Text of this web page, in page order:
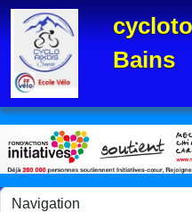
Bains
Panneau de gestion des